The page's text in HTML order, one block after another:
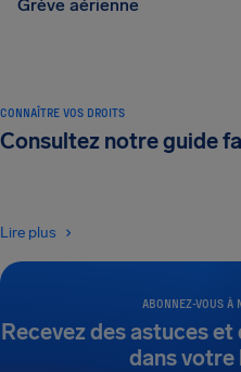
Grève aérienne
ABONNEZ-VOUS À
Recevez des astuces
dans votre
CONNAÎTRE VOS DROITS
Consultez notre guide
Lire plus